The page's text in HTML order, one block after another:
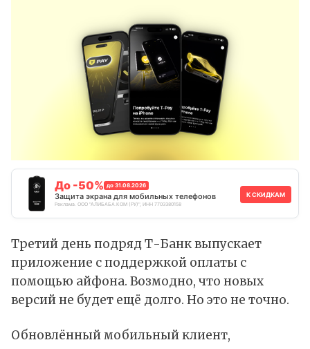
До -50% до 31.08.2026
Защита экрана для мобильных телефонов
Реклама. ООО "АЛИБАБА.КОМ (РУ)", ИНН 7703380158
К СКИДКАМ
Третий день подряд Т-Банквыпускает
приложение с поддержкой оплаты с
помощью айфона. Возмодно, что новых
версий не будет ещё долго. Но это не точно.
Обновлённый мобильный клиент,